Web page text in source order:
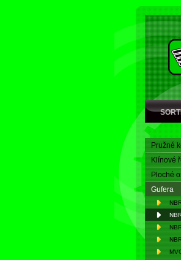
Pružné
Klínové
Ploché
Gufera